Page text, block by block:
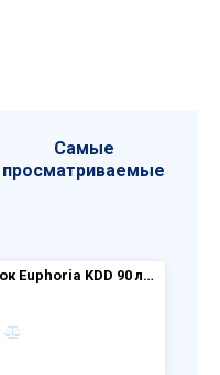
Самые
просматриваемые
Душевой уголок Euphoria KDD 90 лев.дверь 383060-01L + пр.дверь 383060-01R